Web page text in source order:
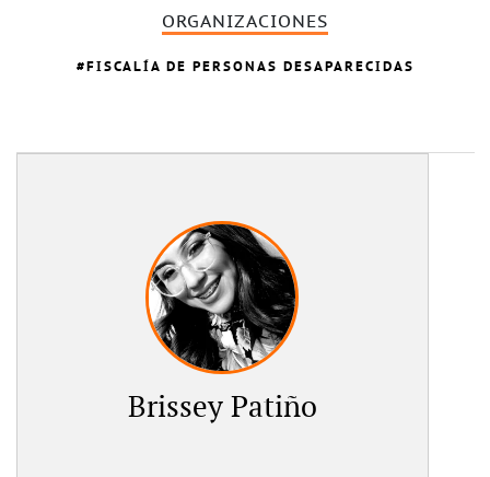
ORGANIZACIONES
FISCALÍA DE PERSONAS DESAPARECIDAS
Brissey Patiño